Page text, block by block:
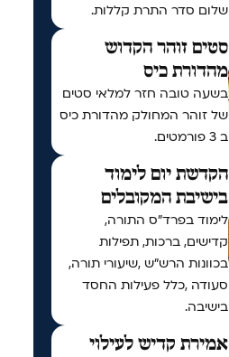
שלום סדר התרת קללות.
סטים זוהר הקדוש
מהדורת כיס
בשעה טובה חזר למלאי סטים
של זוהר המחולק מהדורת כיס
ב 3 פורמטים.
הקדשת יום לימוד
בישיבת המקובלים
לימוד בפרד"ס התורה,
קדישים, ברכות, תפילות
בכוונות הרש"ש ,שיעורי תורה,
סעודה ,כלל פעילות החסד
בישיבה.
אמירת קדיש לעילוי